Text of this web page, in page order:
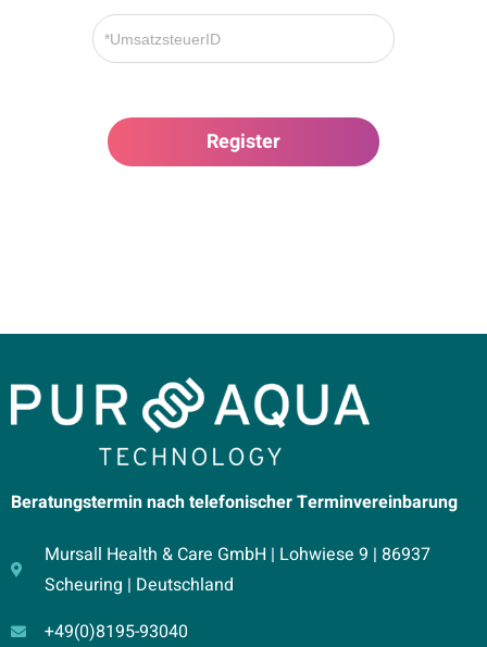
Beratungstermin nach telefonischer Terminvereinbarung
Mursall Health & Care GmbH | Lohwiese 9 | 86937
Scheuring | Deutschland
+49(0)8195-93040